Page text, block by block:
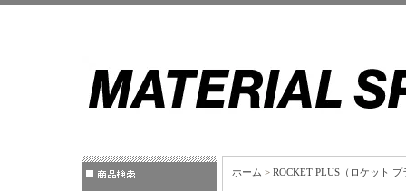
ホーム > ROCKET PLUS（ロケット プ